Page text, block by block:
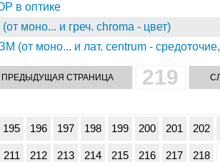
в оптике
моно... и греч. chroma - цвет)
моно... и лат. centrum - средоточие,
ПРЕДЫДУЩАЯ СТРАНИЦА 219
195 196 197 198 199 200 201 202
211 212 213 214 215 216 217 218